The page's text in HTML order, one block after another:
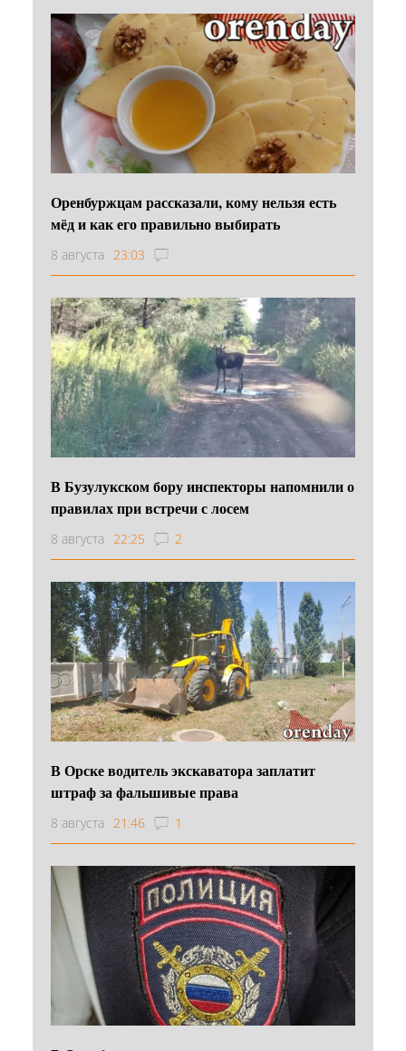
Оренбуржцам рассказали, кому нельзя есть
мёд и как его правильно выбирать
8 августа 23:03
В Бузулукском бору инспекторы напомнили о
правилах при встречи с лосем
8 августа 22:25 2
В Орске водитель экскаватора заплатит
штраф за фальшивые права
8 августа 21:46 1